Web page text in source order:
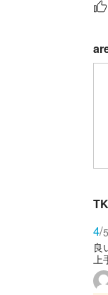
4/5
良
上